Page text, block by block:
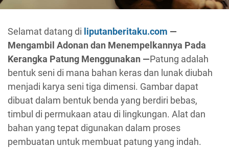
Selamat datang di liputanberitaku.com —
Mengambil Adonan dan Menempelkannya Pada
Kerangka Patung Menggunakan —Patung adalah
bentuk seni di mana bahan keras dan lunak diubah
menjadi karya seni tiga dimensi. Gambar dapat
dibuat dalam bentuk benda yang berdiri bebas,
timbul di permukaan atau di lingkungan. Alat dan
bahan yang tepat digunakan dalam proses
pembuatan untuk membuat patung yang indah.